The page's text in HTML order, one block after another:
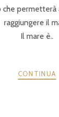
permetterà
raggiungere il
Il mare è..
CONTINUA